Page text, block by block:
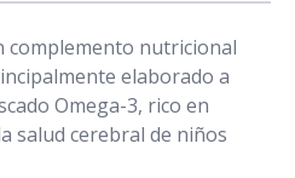
complemento nutricional
elaborado a
Omega-3, rico en
salud cerebral de niños